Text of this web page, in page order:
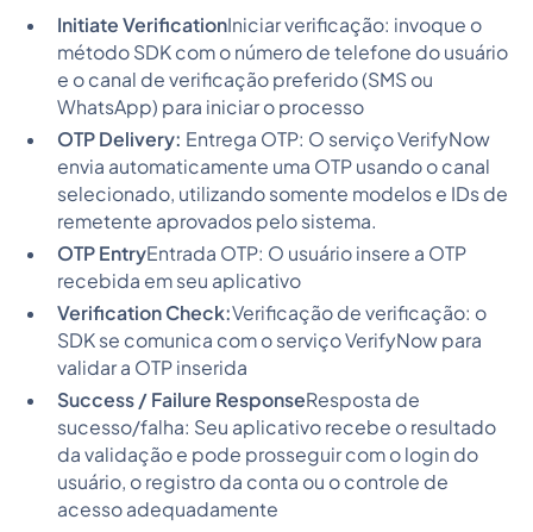
Initiate VerificationIniciar verificação: invoque o
método SDK com o número de telefone do usuário
e o canal de verificação preferido (SMS ou
WhatsApp) para iniciar o processo
OTP Delivery: Entrega OTP: O serviço VerifyNow
envia automaticamente uma OTP usando o canal
selecionado, utilizando somente modelos e IDs de
remetente aprovados pelo sistema.
OTP EntryEntrada OTP: O usuário insere a OTP
recebida em seu aplicativo
Verification Check:Verificação de verificação: o
SDK se comunica com o serviço VerifyNow para
validar a OTP inserida
Success / Failure ResponseResposta de
sucesso/falha: Seu aplicativo recebe o resultado
da validação e pode prosseguir com o login do
usuário, o registro da conta ou o controle de
acesso adequadamente